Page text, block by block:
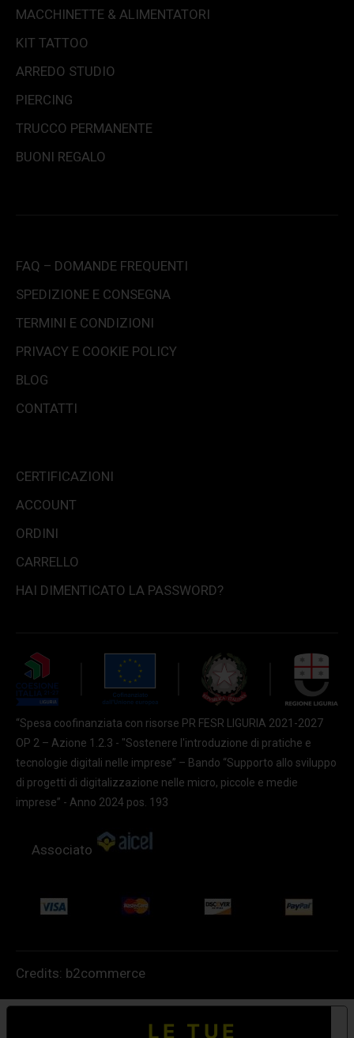
MACCHINETTE & ALIMENTATORI
KIT TATTOO
ARREDO STUDIO
PIERCING
TRUCCO PERMANENTE
BUONI REGALO
FAQ – DOMANDE FREQUENTI
SPEDIZIONE E CONSEGNA
TERMINI E CONDIZIONI
PRIVACY E COOKIE POLICY
BLOG
CONTATTI
CERTIFICAZIONI
ACCOUNT
ORDINI
CARRELLO
HAI DIMENTICATO LA PASSWORD?
“Spesa coofinanziata con risorse PR FESR LIGURIA 2021-2027
OP 2 – Azione 1.2.3 - "Sostenere l'introduzione di pratiche e
tecnologie digitali nelle imprese” – Bando “Supporto allo sviluppo
di progetti di digitalizzazione nelle micro, piccole e medie
imprese” - Anno 2024 pos. 193
Associato
Credits: b2commerce
LE TUE